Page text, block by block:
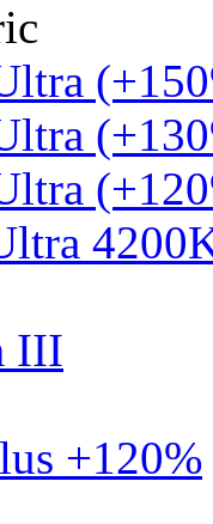
III
+120%